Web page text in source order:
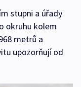
stupni a úřady
okruhu kolem
metrů a
upozorňují od